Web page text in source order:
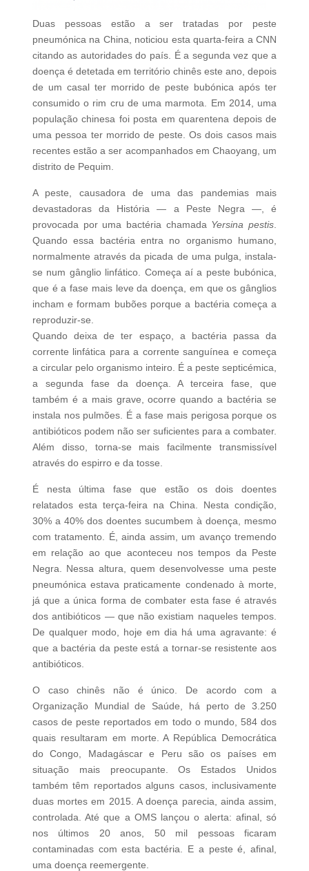
Duas pessoas estão a ser tratadas por peste
pneumónica na China, noticiou esta quarta-feira a CNN
citando as autoridades do país. É a segunda vez que a
doença é detetada em território chinês este ano, depois
de um casal ter morrido de peste bubónica após ter
consumido o rim cru de uma marmota. Em 2014, uma
população chinesa foi posta em quarentena depois de
uma pessoa ter morrido de peste. Os dois casos mais
recentes estão a ser acompanhados em Chaoyang, um
distrito de Pequim.
A peste, causadora de uma das pandemias mais
devastadoras da História — a Peste Negra —, é
provocada por uma bactéria chamada Yersina pestis
Quando essa bactéria entra no organismo humano,
normalmente através da picada de uma pulga, instala-
se num gânglio linfático. Começa aí a peste bubónica,
que é a fase mais leve da doença, em que os gânglios
incham e formam bubões porque a bactéria começa a
reproduzir-se.
Quando deixa de ter espaço, a bactéria passa da
corrente linfática para a corrente sanguínea e começa
a circular pelo organismo inteiro. É a peste septicémica,
a segunda fase da doença. A terceira fase, que
também é a mais grave, ocorre quando a bactéria se
instala nos pulmões. É a fase mais perigosa porque os
antibióticos podem não ser suficientes para a combater.
Além disso, torna-se mais facilmente transmissível
através do espirro e da tosse.
É nesta última fase que estão os dois doentes
relatados esta terça-feira na China. Nesta condição,
30% a 40% dos doentes sucumbem à doença, mesmo
com tratamento. É, ainda assim, um avanço tremendo
em relação ao que aconteceu nos tempos da Peste
Negra. Nessa altura, quem desenvolvesse uma peste
pneumónica estava praticamente condenado à morte,
já que a única forma de combater esta fase é através
dos antibióticos — que não existiam naqueles tempos.
De qualquer modo, hoje em dia há uma agravante: é
que a bactéria da peste está a tornar-se resistente aos
antibióticos.
O caso chinês não é único. De acordo com a
Organização Mundial de Saúde, há perto de 3.250
casos de peste reportados em todo o mundo, 584 dos
quais resultaram em morte. A República Democrática
do Congo, Madagáscar e Peru são os países em
situação mais preocupante. Os Estados Unidos
também têm reportados alguns casos, inclusivamente
duas mortes em 2015. A doença parecia, ainda assim,
controlada. Até que a OMS lançou o alerta: afinal, só
nos últimos 20 anos, 50 mil pessoas ficaram
contaminadas com esta bactéria. E a peste é, afinal,
uma doença reemergente.